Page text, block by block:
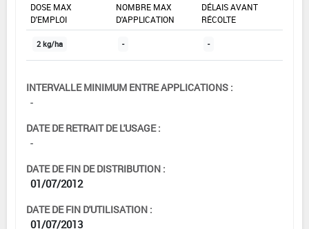
DOSE MAX
D'EMPLOI
NOMBRE MAX
D'APPLICATION
DÉLAIS AVANT
RÉCOLTE
2 kg/ha - -
INTERVALLE MINIMUM ENTRE APPLICATIONS :
-
DATE DE RETRAIT DE L'USAGE :
-
DATE DE FIN DE DISTRIBUTION :
01/07/2012
DATE DE FIN D'UTILISATION :
01/07/2013